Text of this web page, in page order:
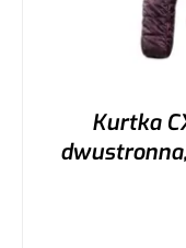
Kurtka